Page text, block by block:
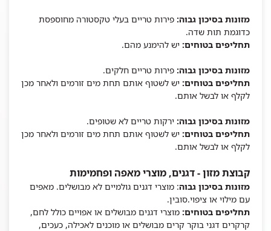
מזונות בסיכון גבוה: פירות טריים בעלי טקסטורה מחוספסת
כדוגמת תות שדה.
תחליפים בטוחים: יש להימנע מהם.
מזונות בסיכון גבוה: פירות טריים חלקים.
תחליפים בטוחים: יש לשטוף אותם תחת מים זורמים ולאחר מכן
לקלף או לבשל אותם.
מזונות בסיכון גבוה: ירקות טריים לא שטופים.
תחליפים בטוחים: יש לשטוף אותם תחת מים זורמים ולאחר מכן
לקלף או לבשל אותם.
קבוצת מזון - דגנים, מוצרי מאפה ופחמימות
מזונות בסיכון גבוה: מוצרי דגנים גולמיים לא מבושלים. מאפים
עם מילוי או ציפוי.סובין.
תחליפים בטוחים: מוצרי דגנים מבושלים או אפויים כולל לחם,
קרקרים דגני בוקר קרים מבושלים או מוכנים לאכילה, כעכים,